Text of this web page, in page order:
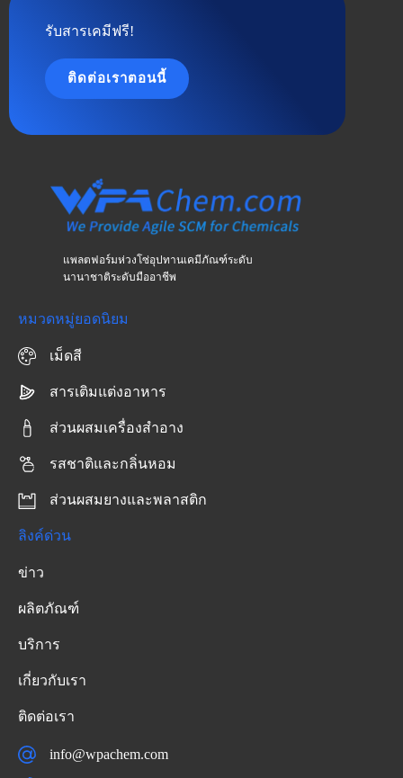
รับสารเคมีฟรี!
ติดต่อเราตอนนี้
แพลตฟอร์มห่วงโซ่อุปทานเคมีภัณฑ์ระดับ
นานาชาติระดับมืออาชีพ
หมวดหมู่ยอดนิยม
เม็ดสี
สารเติมแต่งอาหาร
ส่วนผสมเครื่องสำอาง
รสชาติและกลิ่นหอม
ส่วนผสมยางและพลาสติก
ลิงค์ด่วน
ข่าว
ผลิตภัณฑ์
บริการ
เกี่ยวกับเรา
ติดต่อเรา
info@wpachem.com